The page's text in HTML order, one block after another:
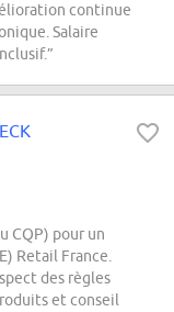
continue
Salaire
CQP) pour un
Retail France.
des règles
et conseil